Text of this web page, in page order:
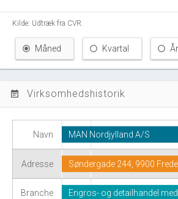
Kilde: Udtræk fra CVR.
Måned Kvartal År
event_note Virksomhedshistorik
Navn
Adresse
Branche
MAN Nordjylland A/S
Søndergade 244, 9900
Engros- og detailhandel